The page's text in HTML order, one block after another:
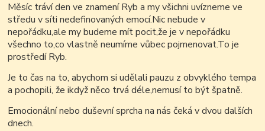
Měsíc tráví den ve znamení Ryb a my všichni uvízneme ve
středu v síti nedefinovaných emocí.Nic nebude v
nepořádku,ale my budeme mít pocit,že je v nepořádku
všechno to,co vlastně neumíme vůbec pojmenovat.To je
prostředí Ryb.
Je to čas na to, abychom si udělali pauzu z obvyklého tempa
a pochopili, že ikdyž něco trvá déle,nemusí to být špatně.
Emocionální nebo duševní sprcha na nás čeká v dvou dalších
dnech.